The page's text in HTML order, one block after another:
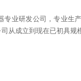
业研发公司，专业生
从成立到现在已初具